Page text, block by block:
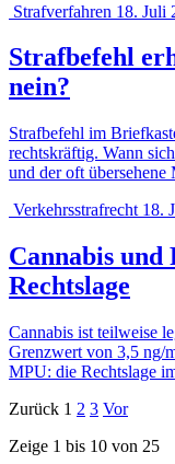
Strafverfahren 18. Juli
Strafbefehl
nein?
Strafbefehl im
rechtskräftig. Wann
und der oft übersehene
Verkehrsstrafrecht 18.
Cannabis und
Rechtslage
Cannabis ist teilweise
Grenzwert von 3,5 ng/
MPU: die Rechtslage
Zurück 1 2 3 Vor
Zeige 1 bis 10 von 25